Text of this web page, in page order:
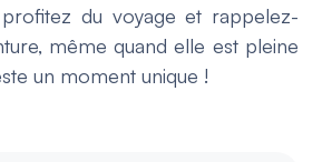
du voyage et rappelez-
même quand elle est pleine
un moment unique !